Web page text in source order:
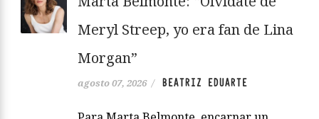
Meryl Streep, yo era fan de Lina
Morgan”
agosto 07, 2026 / BEATRIZ EDUARTE